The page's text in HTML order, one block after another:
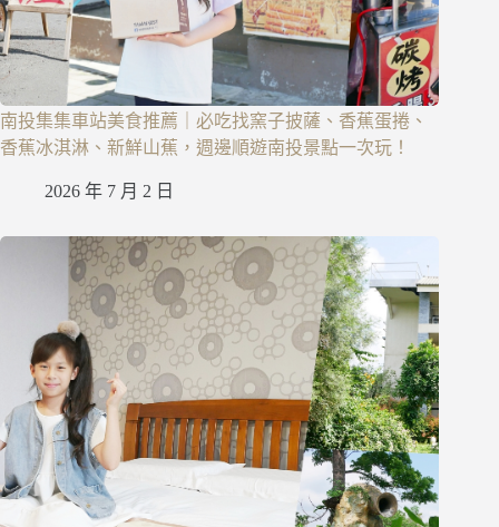
南投集集車站美食推薦｜必吃找窯子披薩、香蕉蛋捲、
香蕉冰淇淋、新鮮山蕉，週邊順遊南投景點一次玩！
2026 年 7 月 2 日